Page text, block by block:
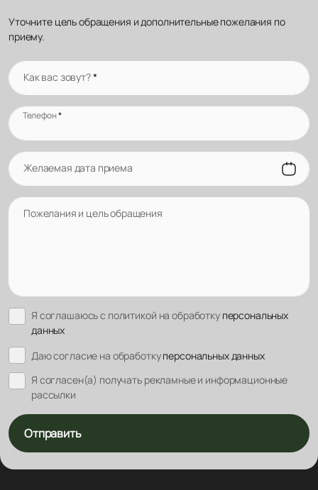
Уточните цель обращения и дополнительные пожелания по
приему.
Как вас зовут?*
Телефон*
Желаемая дата приема
Пожелания и цель обращения
Я соглашаюсь с политикой на обработку персональных
данных
Даю согласие на обработкуперсональных данных
Я согласен(а) получать рекламные и информационные
рассылки
Отправить